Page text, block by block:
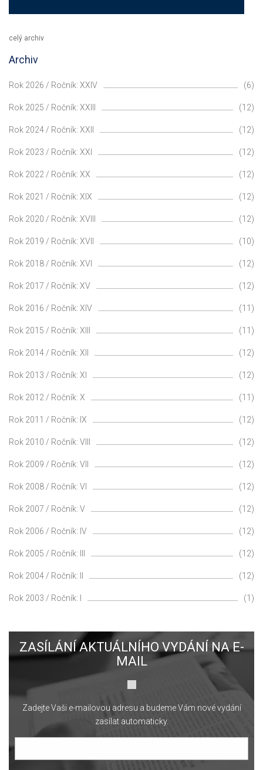
celý archiv
Archiv
Rok 2026 / Ročník: XXIV (6)
Rok 2025 / Ročník: XXIII (12)
Rok 2024 / Ročník: XXII (12)
Rok 2023 / Ročník: XXI (12)
Rok 2022 / Ročník: XX (12)
Rok 2021 / Ročník: XIX (12)
Rok 2020 / Ročník: XVIII (12)
Rok 2019 / Ročník: XVII (10)
Rok 2018 / Ročník: XVI (12)
Rok 2017 / Ročník: XV (12)
Rok 2016 / Ročník: XIV (11)
Rok 2015 / Ročník: XIII (11)
Rok 2014 / Ročník: XII (12)
Rok 2013 / Ročník: XI (12)
Rok 2012 / Ročník: X (11)
Rok 2011 / Ročník: IX (12)
Rok 2010 / Ročník: VIII (12)
Rok 2009 / Ročník: VII (12)
Rok 2008 / Ročník: VI (12)
Rok 2007 / Ročník: V (12)
Rok 2006 / Ročník: IV (12)
Rok 2005 / Ročník: III (12)
Rok 2004 / Ročník: II (12)
Rok 2003 / Ročník: I (1)
ZASÍLÁNÍ AKTUÁLNÍHO VYDÁNÍ NA E-
MAIL
Zadejte Vaši e-mailovou adresu a budeme Vám nové vydání
zasílat automaticky.